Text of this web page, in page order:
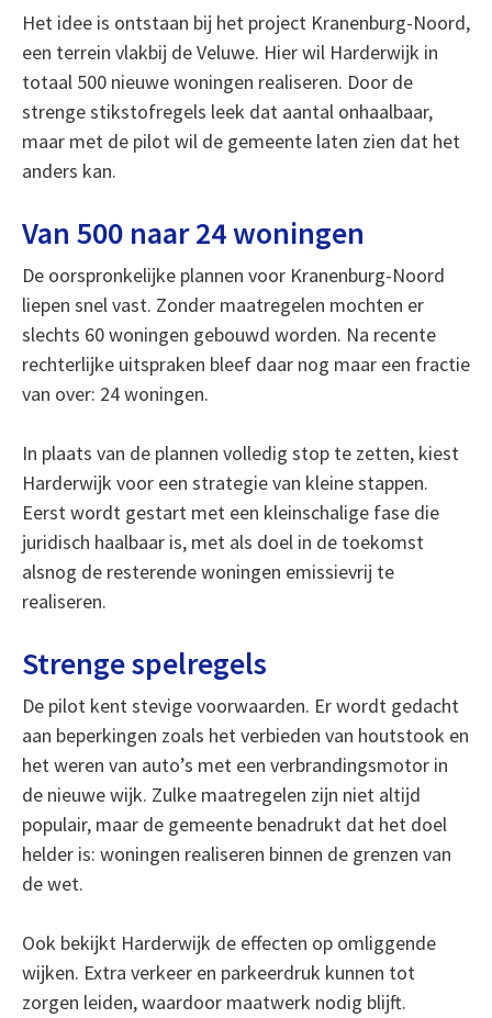
Het idee is ontstaan bij het project Kranenburg-Noord,
een terrein vlakbij de Veluwe. Hier wil Harderwijk in
totaal 500 nieuwe woningen realiseren. Door de
strenge stikstofregels leek dat aantal onhaalbaar,
maar met de pilot wil de gemeente laten zien dat het
anders kan.
Van 500 naar 24 woningen
De oorspronkelijke plannen voor Kranenburg-Noord
liepen snel vast. Zonder maatregelen mochten er
slechts 60 woningen gebouwd worden. Na recente
rechterlijke uitspraken bleef daar nog maar een fractie
van over: 24 woningen.
In plaats van de plannen volledig stop te zetten, kiest
Harderwijk voor een strategie van kleine stappen.
Eerst wordt gestart met een kleinschalige fase die
juridisch haalbaar is, met als doel in de toekomst
alsnog de resterende woningen emissievrij te
realiseren.
Strenge spelregels
De pilot kent stevige voorwaarden. Er wordt gedacht
aan beperkingen zoals het verbieden van houtstook en
het weren van auto’s met een verbrandingsmotor in
de nieuwe wijk. Zulke maatregelen zijn niet altijd
populair, maar de gemeente benadrukt dat het doel
helder is: woningen realiseren binnen de grenzen van
de wet.
Ook bekijkt Harderwijk de effecten op omliggende
wijken. Extra verkeer en parkeerdruk kunnen tot
zorgen leiden, waardoor maatwerk nodig blijft.